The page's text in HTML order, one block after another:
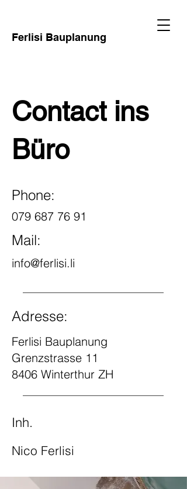
Ferlisi Bauplanung
Contact ins
Büro
Phone:
079 687 76 91
Mail:
info@ferlisi.li
Adresse:
Ferlisi Bauplanung
Grenzstrasse 11
8406 Winterthur ZH
Inh.
Nico Ferlisi